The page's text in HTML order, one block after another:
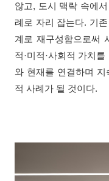
않고, 도시 맥락 속에
례로 자리 잡는다. 기
계로 재구성함으로써
적·미적·사회적 가치
와 현재를 연결하며
적 사례가 될 것이다.